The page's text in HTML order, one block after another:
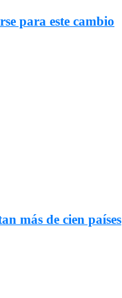
para este cambio
más de cien países